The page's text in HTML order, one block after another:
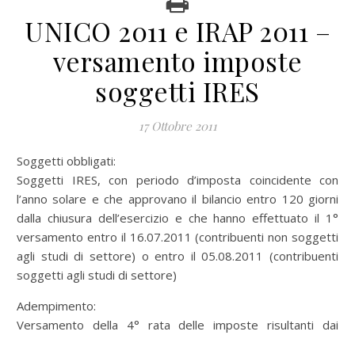
UNICO 2011 e IRAP 2011 –
versamento imposte
soggetti IRES
17 Ottobre 2011
Soggetti obbligati:
Soggetti IRES, con periodo d’imposta coincidente con
l’anno solare e che approvano il bilancio entro 120 giorni
dalla chiusura dell’esercizio e che hanno effettuato il 1°
versamento entro il 16.07.2011 (contribuenti non soggetti
agli studi di settore) o entro il 05.08.2011 (contribuenti
soggetti agli studi di settore)
Adempimento:
Versamento della 4° rata delle imposte risultanti dai